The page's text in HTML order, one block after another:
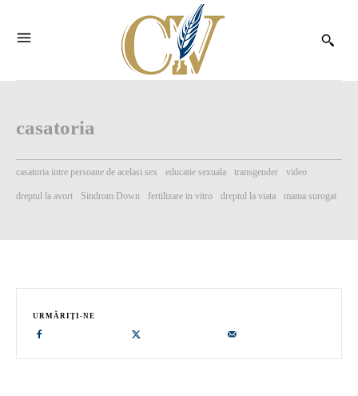
casatoria
casatoria intre persoane de acelasi sex educatie sexuala transgender video
dreptul la avort Sindrom Down fertilizare in vitro dreptul la viata mama surogat
URMĂRIȚI-NE